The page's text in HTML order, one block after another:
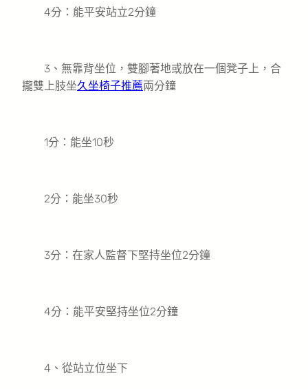
4分：能平安站立2分鐘
3、無靠背坐位，雙腳著地或放在一個凳子上，合
攏雙上肢坐久坐椅子推薦兩分鐘
1分：能坐10秒
2分：能坐30秒
3分：在家人監督下堅持坐位2分鐘
4分：能平安堅持坐位2分鐘
4、從站立位坐下